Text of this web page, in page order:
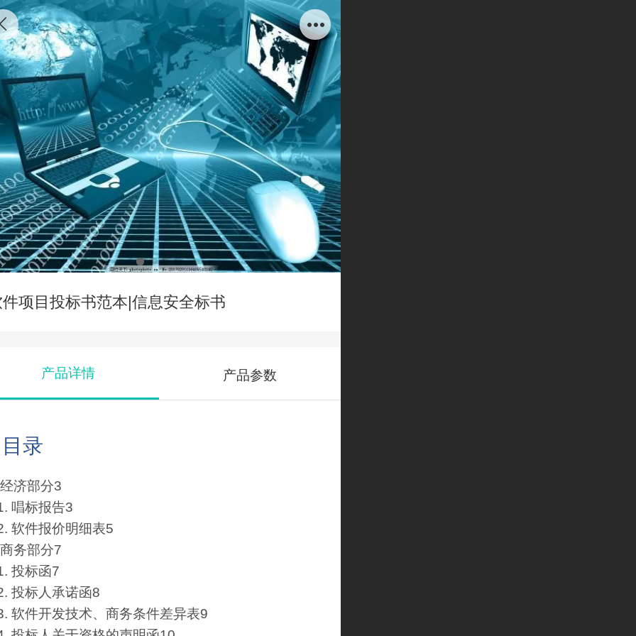
项目投标书范本|信息安全标书
产品详情 产品参数
目录
济部分3
唱标报告3
软件报价明细表5
务部分7
投标函7
投标人承诺函8
软件开发技术、商务条件差异表9